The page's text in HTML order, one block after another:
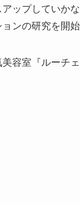
アップしていか
ンの研究を開
容室『ルーチ